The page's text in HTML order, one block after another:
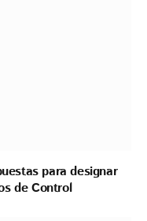
para designar
de Control